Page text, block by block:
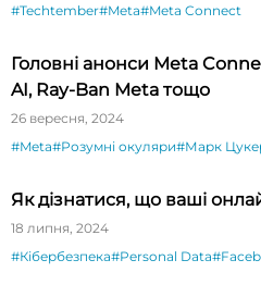
#Techtember#Meta#Meta Connect
Головні анонси Meta
AI, Ray-Ban Meta тощо
26 вересня, 2024
#Meta#Розумні окуляри#Марк
Як дізнатися, що ваші
18 липня, 2024
#Кібербезпека#Personal Data